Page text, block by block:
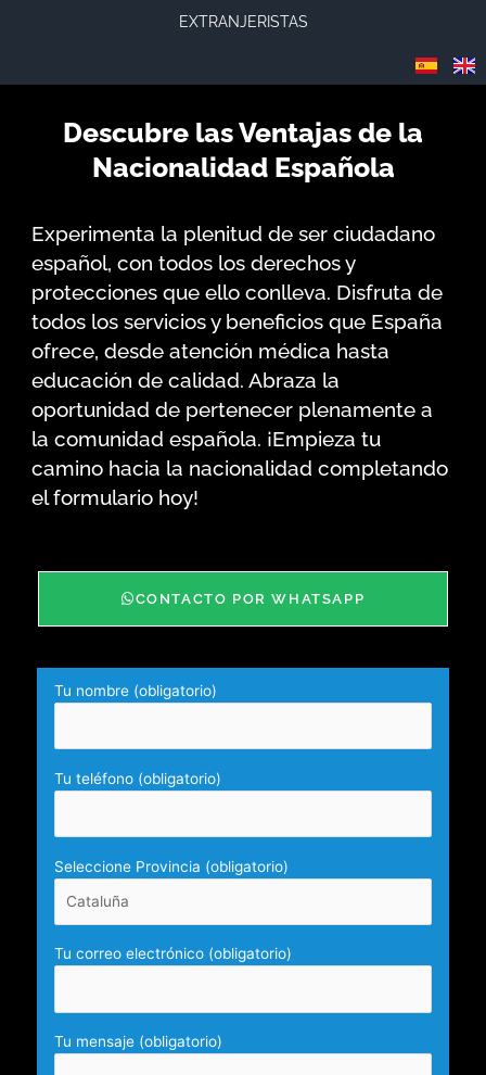
EXTRANJERISTAS
Descubre las Ventajas de la
Nacionalidad Española
Experimenta la plenitud de ser ciudadano
español, con todos los derechos y
protecciones que ello conlleva. Disfruta de
todos los servicios y beneficios que España
ofrece, desde atención médica hasta
educación de calidad. Abraza la
oportunidad de pertenecer plenamente a
la comunidad española. ¡Empieza tu
camino hacia la nacionalidad completando
el formulario hoy!
CONTACTO POR WHATSAPP
Tu nombre (obligatorio)
Tu teléfono (obligatorio)
Seleccione Provincia (obligatorio)
Tu correo electrónico (obligatorio)
Tu mensaje (obligatorio)